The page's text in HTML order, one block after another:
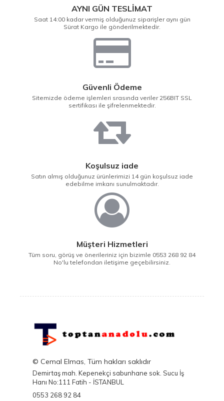
AYNI GÜN TESLİMAT
Saat 14:00 kadar vermiş olduğunuz siparişler aynı gün
Sürat Kargo ile gönderilmektedir.
Güvenli Ödeme
Sitemizde ödeme işlemleri srasında veriler 256BIT SSL
sertifikası ile şifrelenmektedir.
Koşulsuz iade
Satın almış olduğunuz ürünlerimizi 14 gün koşulsuz iade
edebilme imkanı sunulmaktadır.
Müşteri Hizmetleri
Tüm soru, görüş ve önerileriniz için bizimle 0553 268 92 84
No'lu telefondan iletişime geçebilirsiniz.
© Cemal Elmas, Tüm hakları saklıdır
Demirtaş mah. Kepenekçi sabunhane sok. Sucu İş
Hanı No:111 Fatih - İSTANBUL
0553 268 92 84